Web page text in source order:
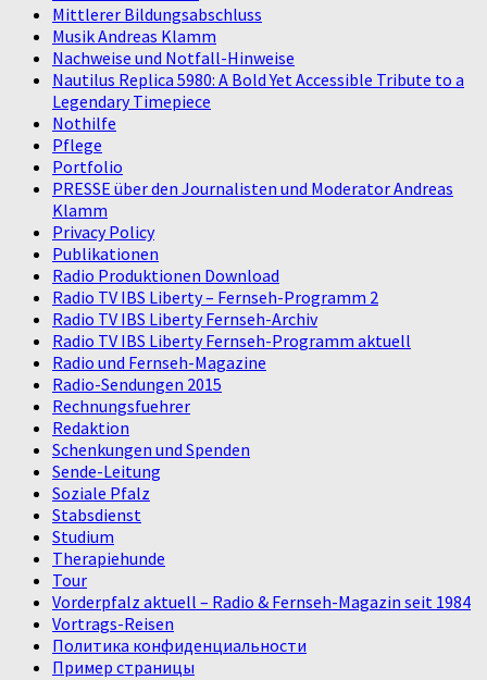
Mittlerer Bildungsabschluss
Musik Andreas Klamm
Nachweise und Notfall-Hinweise
Nautilus Replica 5980: A Bold Yet Accessible Tribute to a
Legendary Timepiece
Nothilfe
Pflege
Portfolio
PRESSE über den Journalisten und Moderator Andreas
Klamm
Privacy Policy
Publikationen
Radio Produktionen Download
Radio TV IBS Liberty – Fernseh-Programm 2
Radio TV IBS Liberty Fernseh-Archiv
Radio TV IBS Liberty Fernseh-Programm aktuell
Radio und Fernseh-Magazine
Radio-Sendungen 2015
Rechnungsfuehrer
Redaktion
Schenkungen und Spenden
Sende-Leitung
Soziale Pfalz
Stabsdienst
Studium
Therapiehunde
Tour
Vorderpfalz aktuell – Radio & Fernseh-Magazin seit 1984
Vortrags-Reisen
Политика конфиденциальности
Пример страницы